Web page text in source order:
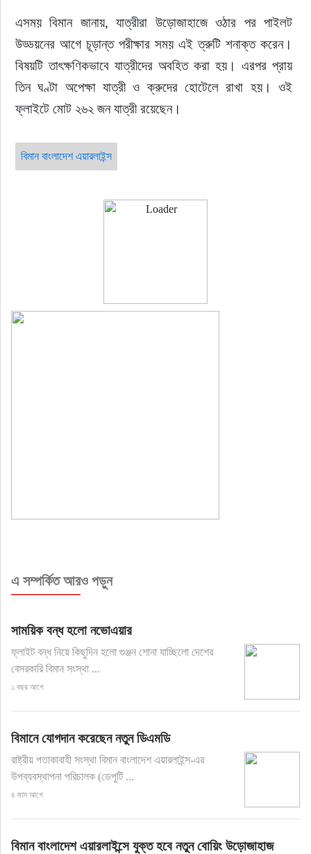
এসময় বিমান জানায়, যাত্রীরা উড়োজাহাজে ওঠার পর পাইলট
উড্ডয়নের আগে চূড়ান্ত পরীক্ষার সময় এই ত্রুটি শনাক্ত করেন।
বিষয়টি তাৎক্ষণিকভাবে যাত্রীদের অবহিত করা হয়। এরপর প্রায়
তিন ঘণ্টা অপেক্ষা যাত্রী ও ক্রুদের হোটেলে রাখা হয়। ওই
ফ্লাইটে মোট ২৬২ জন যাত্রী রয়েছেন।
বিমান বাংলাদেশ এয়ারলাইন্স
এ সম্পর্কিত আরও পড়ুন
সাময়িক বন্ধ হলো নভোএয়ার
ফ্লাইট বন্ধ নিয়ে কিছুদিন হলো গুঞ্জন শোনা যাচ্ছিলো দেশের
বেসরকারি বিমান সংস্থা ...
১ বছর আগে
বিমানে যোগদান করেছেন নতুন ডিএমডি
রাষ্ট্রীয় পতাকাবাহী সংস্থা বিমান বাংলাদেশ এয়ারলাইন্স-এর
উপব্যবস্থাপনা পরিচালক (ডেপুটি ...
৪ মাস আগে
বিমান বাংলাদেশ এয়ারলাইন্সে যুক্ত হবে নতুন বোয়িং উড়োজাহাজ